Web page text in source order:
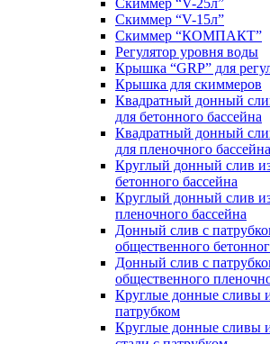
Скиммер “V-15л”
Скиммер “КОМПАКТ”
Регулятор уровня воды
Крышка “GRP” для
Крышка для скиммеров
Квадратный донный
для бетонного бассейна
Квадратный донный
для пленочного бассейна
Круглый донный слив
бетонного бассейна
Круглый донный слив
пленочного бассейна
Донный слив с
общественного
Донный слив с
общественного
Круглые донные сливы
патрубком
Круглые донные сливы